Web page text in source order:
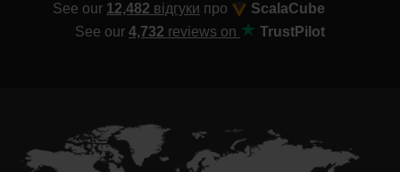
See our 12,482 відгуки про
ScalaCube
See our 4,732 reviews on TrustPilot